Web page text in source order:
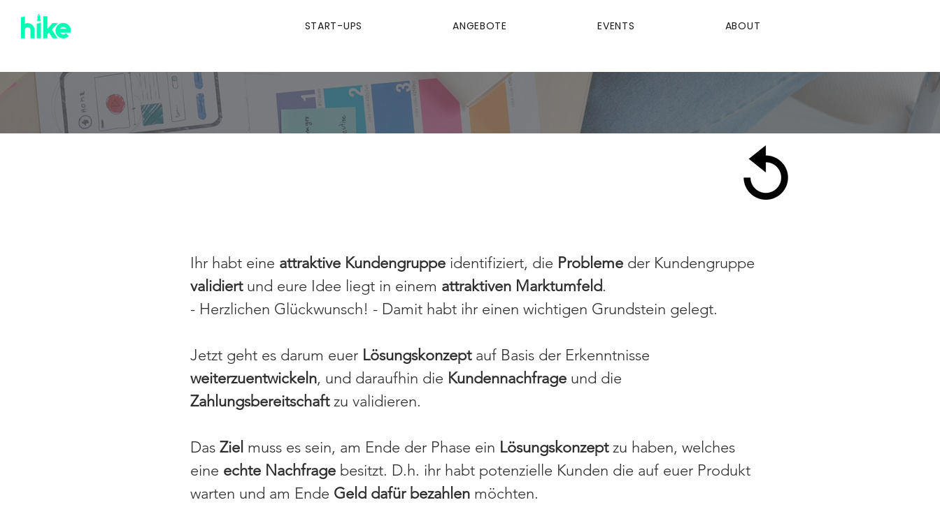
START-UPS ANGEBOTE EVENTS ABOUT
Ihr habt eine attraktive Kundengruppe identifiziert, die Probleme der Kundengruppe
validiertund eure Idee liegt in einem attraktiven Marktumfeld.
- Herzlichen Glückwunsch! - Damit habt ihr einen wichtigen Grundstein gelegt.
Jetzt geht es darum euer Lösungskonzeptauf Basis der Erkenntnisse
weiterzuentwickeln, und daraufhin die Kundennachfrage und die
Zahlungsbereitschaftzu validieren.
Das Ziel muss es sein, am Ende der Phase ein Lösungskonzeptzu haben, welches
eine echte Nachfrage besitzt. D.h. ihr habt potenzielle Kunden die auf euer Produkt
warten und am Ende Geld dafür bezahlen möchten.